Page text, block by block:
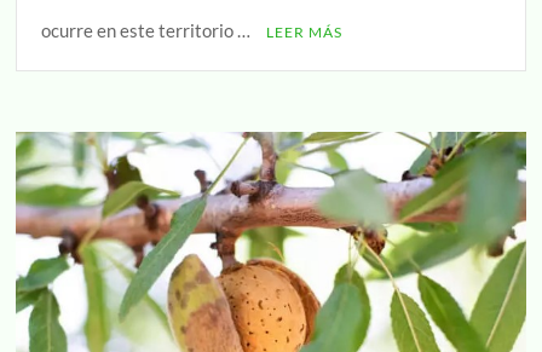
ocurre en este territorio …
LEER MÁS